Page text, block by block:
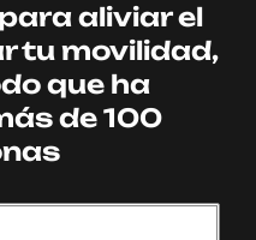
aliviar el
tu movilidad,
que ha
de 100